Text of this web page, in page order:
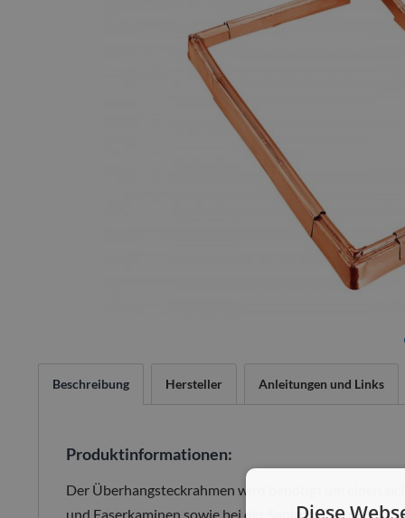
Beschreibung Hersteller Anleitungen und Links
Produktinformationen:
Der Überhangsteckrahmen wird benötigt um einen
und Faserkaminen sowie bei der Sanierung kommt er
Diese